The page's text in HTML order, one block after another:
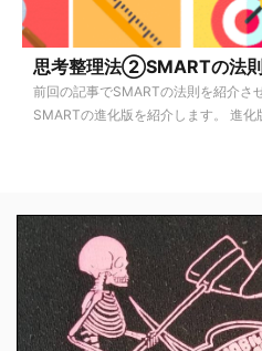
思考整理法②SMARTの法
前回の記事でSMARTの法則を紹介さ
SMARTの進化版を紹介します。 進化